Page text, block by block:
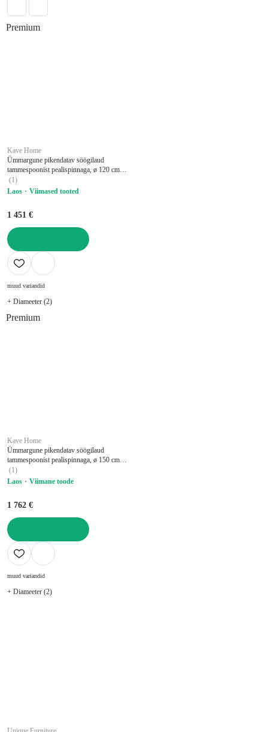
Premium
Kave Home
Ümmargune pikendatav söögilaud
tammespoonist pealispinnaga, ø 120 cm
Artis - Kave Home
(1)
Laos
Viimased tooted
1 451 €
LISA OSTUKORVI
muud variandid
+ Diameeter (2)
Premium
Kave Home
Ümmargune pikendatav söögilaud
tammespoonist pealispinnaga, ø 150 cm
Artis - Kave Home
(1)
Laos
Viimane toode
1 762 €
LISA OSTUKORVI
muud variandid
+ Diameeter (2)